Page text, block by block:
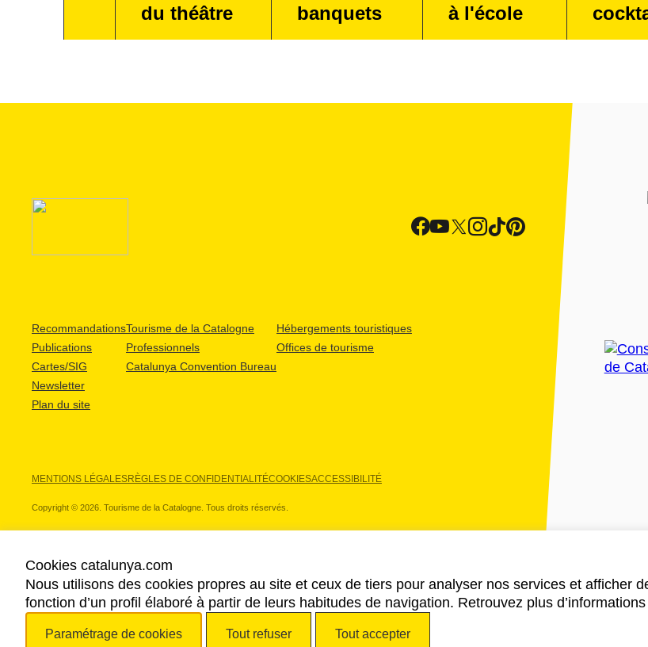
du théâtre
banquets
à l'école
Recommandations
Publications
Cartes/SIG
Newsletter
Plan du site
Tourisme de la Catalogne
Professionnels
Catalunya Convention Bureau
Hébergements touristiques
Offices de tourisme
MENTIONS LÉGALESRÈGLES DE CONFIDENTIALITÉCOOKIESACCESSIBILITÉ
Copyright © 2026. Tourisme de la Catalogne. Tous droits réservés.
NOS PARTENAIRES
Cookies catalunya.com
Nous utilisons des cookies propres au site et ceux de tiers pour analyser nos services et afficher
fonction d’un profil élaboré à partir de leurs habitudes de navigation. Retrouvez plus
Paramétrage de cookies Tout refuser Tout accepter